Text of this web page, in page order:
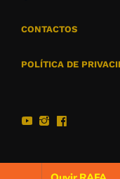
CONTACTOS
POLÍTICA DE